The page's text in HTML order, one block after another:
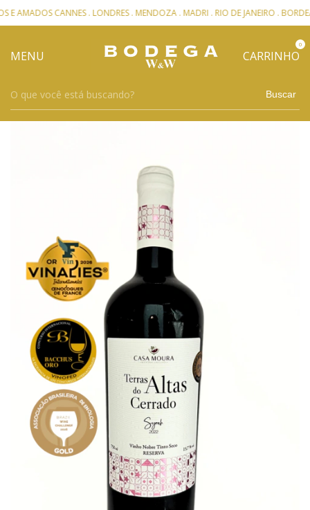
CANNES . LONDRES . MENDOZA . MADRI . RIO DE JANEIRO . BORDEAUX
MENU CARRINHO
0
Buscar